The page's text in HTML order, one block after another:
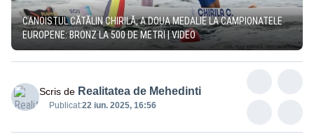
CANOISTUL CĂTĂLIN CHIRILĂ, A DOUA MEDALIE LA CAMPIONATELE
EUROPENE: BRONZ LA 500 DE METRI | VIDEO
Scris de Realitatea de Mehedinti
Publicat:22 iun. 2025, 16:56